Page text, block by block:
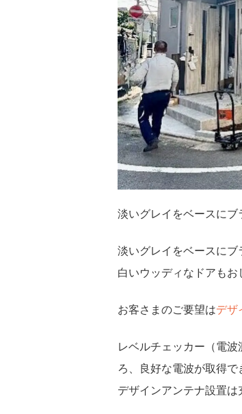
淡いグレイをベースに
淡いグレイをベースにブ
白いウッディなドアもお
お客さまのご要望はデザ
レベルチェッカー（電
ろ、良好な電波が取得で
デザインアンテナ設置は